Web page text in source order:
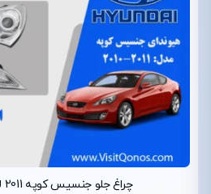
چراغ جلو جنسیس کوپه 2011 لامپی بغل سفید